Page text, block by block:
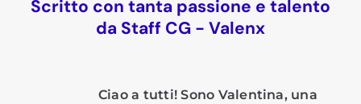
Scritto con tanta passione e talento
da Staff CG - Valenx
Ciao a tutti! Sono Valentina, una